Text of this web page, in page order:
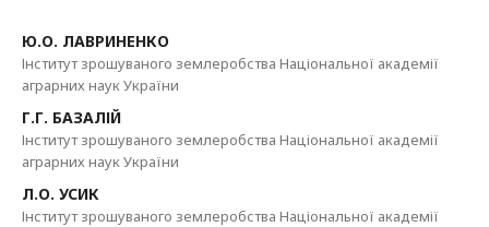
Ю.О. ЛАВРИНЕНКО
Інститут зрошуваного землеробства Національної академії
аграрних наук України
Г.Г. БАЗАЛІЙ
Інститут зрошуваного землеробства Національної академії
аграрних наук України
Л.О. УСИК
Інститут зрошуваного землеробства Національної академії